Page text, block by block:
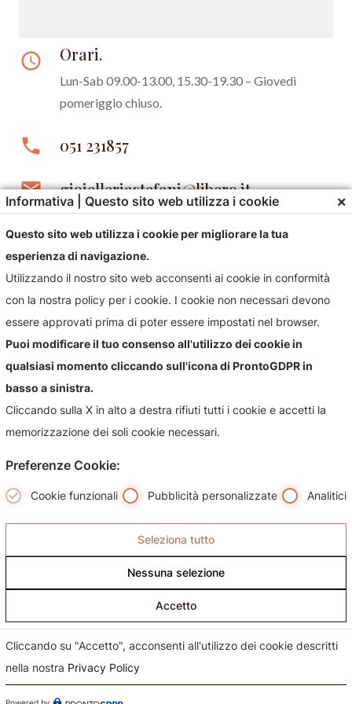
access_time Orari.
Lun-Sab 09.00-13.00, 15.30-19.30 –Giovedì
pomeriggio chiuso.
phone 051 231857
email gioielleriastefani@libero.it
Contattaci!
Contattaci per qualsiasi informazioni sul nostro negozio e i
suoi prodotti, sarà nostra premura risponderti più
celermente possibile.
Informativa | Questo sito web utilizza i cookie ×
Questo sito web utilizza i cookie per migliorare la tua
esperienza di navigazione.
Utilizzando il nostro sito web acconsenti ai cookie in conformità
con la nostra policy per i cookie. I cookie non necessari devono
essere approvati prima di poter essere impostati nel browser.
Puoi modificare il tuo consenso all'utilizzo dei cookie in
qualsiasi momento cliccando sull'icona di ProntoGDPR in
basso a sinistra.
Cliccando sulla X in alto a destra rifiuti tutti i cookie e accetti la
memorizzazione dei soli cookie necessari.
Preferenze Cookie:
Cookie funzionali Pubblicità personalizzate Analitici
Seleziona tutto
Nessuna selezione
Accetto
Cliccando su "Accetto", acconsenti all'utilizzo dei cookie descritti
nella nostra Privacy Policy